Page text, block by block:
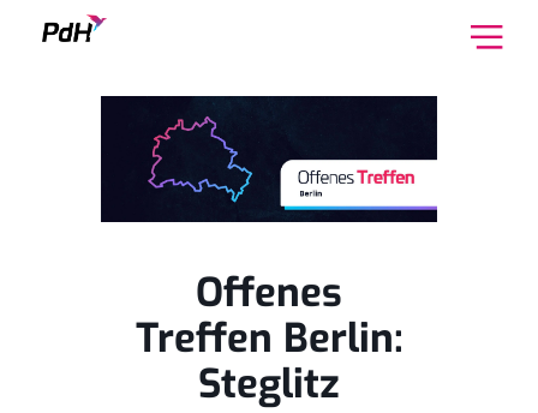
Offenes
Treffen Berlin:
Steglitz